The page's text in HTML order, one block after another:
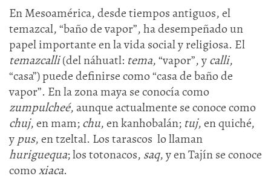
En Mesoamérica, desde tiempos antiguos, el
temazcal, “baño de vapor”, ha desempeñado un
papel importante en la vida social y religiosa. El
temazcalli(del náhuatl: tema, “vapor”, ycalli,
“casa”) puede definirse como “casa de baño de
vapor”. En la zona maya se conocía como
zumpulcheé, aunque actualmente se conoce como
chuj, en mam;chu, en kanhobalán; tuj, en quiché,
y pus, en tzeltal. Los tarascos lo llaman
huriguequa; los totonacos, saq, y en Tajín se conoce
comoxiaca.